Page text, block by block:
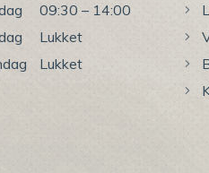
09:30 – 14:00
Lukket
Lukket